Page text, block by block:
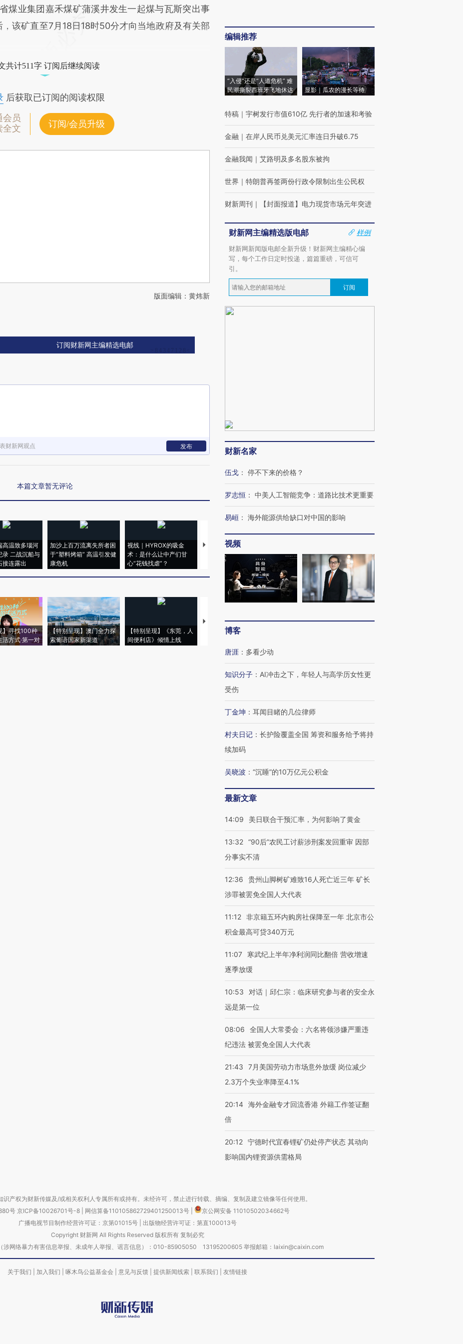
业集团嘉禾煤矿蒲溪井发生一起煤与瓦斯突出事
该矿直至7月18日18时50分才向当地政府及有关部
共计511字 订阅后继续阅读
后获取已订阅的阅读权限
会员
全文
订阅/会员升级
版面编辑：黄炜新
订阅财新网主编精选电邮
财新网观点 发布
本篇文章暂无评论
高温致多瑙河
录 二战沉船与
接连露出
加沙上百万流离失所者困
于“塑料烤箱” 高温引发健
康危机
视线｜HYROX的吸金
术：是什么让中产们甘
心“花钱找虐”？
马航飞行员跨国走私7万
粒摇头丸 尿检体内含3种
度Z世代 用街头抗争将教
育部长拱下台
机”？难民潮撕裂西班牙
飞地休达
】寻找100种
方式·第一对
【特别呈现】澳门全力探
索葡语国家新渠道
【特别呈现】《东莞，人
间便利店》倾情上线
【推广】走进第四届链博
会，让数智科技“链”接产
【商旅对话】华住集团
编辑推荐
“入侵”还是“人道危机” 难
民潮撕裂西班牙飞地休达
显影｜瓜农的漫长等待
特稿 ｜ 宇树发行市值610亿 先行者的加速和考验
金融 ｜ 在岸人民币兑美元汇率连日升破6.75
金融我闻 ｜ 艾路明及多名股东被拘
世界 ｜ 特朗普再签两份行政令限制出生公民权
财新周刊 ｜ 【封面报道】电力现货市场元年突进
财新网主编精选版电邮
样例
财新网新闻版电邮全新升级！财新网主编精心编
写，每个工作日定时投递，篇篇重磅，可信可
引。
订阅
财新名家
伍戈 ： 停不下来的价格？
罗志恒 ： 中美人工智能竞争：道路比技术更重要
易峘 ： 海外能源供给缺口对中国的影响
视频
博客
唐涯 ： 多看少动
知识分子 ： AI冲击之下，年轻人与高学历女性更
受伤
丁金坤 ： 耳闻目睹的几位律师
村夫日记 ： 长护险覆盖全国 筹资和服务给予将持
续加码
吴晓波 ： “沉睡”的10万亿元公积金
最新文章
14:09 美日联合干预汇率，为何影响了黄金
13:32 “90后”农民工讨薪涉刑案发回重审 因部
分事实不清
12:36
贵州山脚树矿难致16人死亡近三年 矿长
涉罪被罢免全国人大代表
11:12 非京籍五环内购房社保降至一年 北京市公
积金最高可贷340万元
11:07
寒武纪上半年净利润同比翻倍 营收增速
逐季放缓
10:53
对话｜邱仁宗：临床研究参与者的安全永
远是第一位
08:06
全国人大常委会：六名将领涉嫌严重违
纪违法 被罢免全国人大代表
21:43
7月美国劳动力市场意外放缓 岗位减少
2.3万个失业率降至4.1%
20:14 海外金融专才回流香港 外籍工作签证翻
倍
20:12 宁德时代宜春锂矿仍处停产状态 其动向
影响国内锂资源供需格局
识产权为财新传媒及/或相关权利人专属所有或持有。未经许可，禁止进行转载、摘编、复制及建立镜像等任何使用。
号京ICP备10026701号-8 网信算备110105862729401250013号
京公网安备 11010502034662号
广播电视节目制作经营许可证：京第01015号| 出版物经营许可证：第直100013号
Copyright 财新网 All Rights Reserved 版权所有 复制必究
涉网络暴力有害信息举报、未成年人举报、谣言信息）：010-85905050 13195200605 举报邮箱：laixin@caixin.com
关于我们 加入我们 啄木鸟公益基金会 意见与反馈 提供新闻线索 联系我们 友情链接